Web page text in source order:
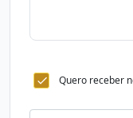
Quero receber